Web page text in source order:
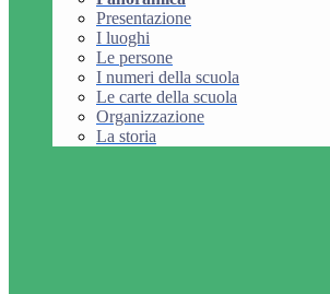
Presentazione
I luoghi
Le persone
I numeri della scuola
Le carte della scuola
Organizzazione
La storia